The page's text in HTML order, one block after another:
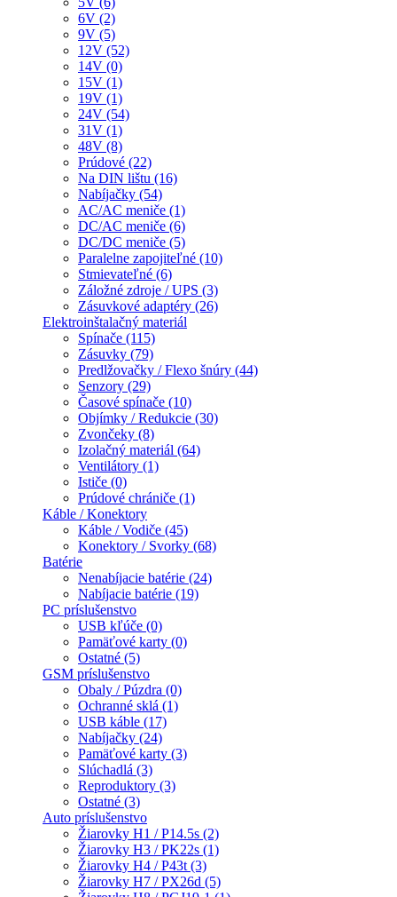
6V (2)
9V (5)
12V (52)
14V (0)
15V (1)
19V (1)
24V (54)
31V (1)
48V (8)
Prúdové (22)
Na DIN lištu (16)
Nabíjačky (54)
AC/AC meniče (1)
DC/AC meniče (6)
DC/DC meniče (5)
Paralelne zapojiteľné (10)
Stmievateľné (6)
Záložné zdroje / UPS (3)
Zásuvkové adaptéry (26)
Elektroinštalačný materiál
Spínače (115)
Zásuvky (79)
Predlžovačky / Flexo šnúry (44)
Senzory (29)
Časové spínače (10)
Objímky / Redukcie (30)
Zvončeky (8)
Izolačný materiál (64)
Ventilátory (1)
Ističe (0)
Prúdové chrániče (1)
Káble / Konektory
Káble / Vodiče (45)
Konektory / Svorky (68)
Batérie
Nenabíjacie batérie (24)
Nabíjacie batérie (19)
PC príslušenstvo
USB kľúče (0)
Pamäťové karty (0)
Ostatné (5)
GSM príslušenstvo
Obaly / Púzdra (0)
Ochranné sklá (1)
USB káble (17)
Nabíjačky (24)
Pamäťové karty (3)
Slúchadlá (3)
Reproduktory (3)
Ostatné (3)
Auto príslušenstvo
Žiarovky H1 / P14.5s (2)
Žiarovky H3 / PK22s (1)
Žiarovky H4 / P43t (3)
Žiarovky H7 / PX26d (5)